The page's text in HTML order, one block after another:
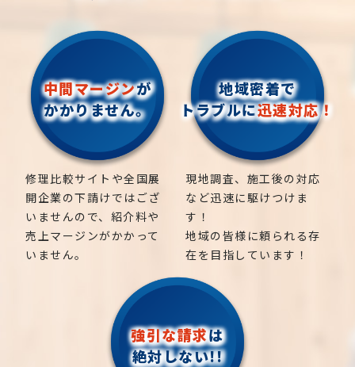
中間マージンが
かかりません。
修理比較サイトや全国展
開企業の下請けではござ
いませんので、紹介料や
売上マージンがかかって
いません。
地域密着で
トラブルに迅速対応！
現地調査、施工後の対応
など迅速に駆けつけま
す！
地域の皆様に頼られる存
在を目指しています！
強引な請求は
絶対しない!!